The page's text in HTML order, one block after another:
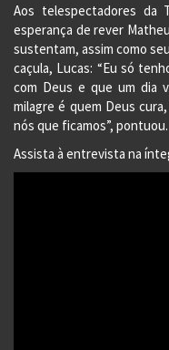
Aos telespectadores da
esperança de rever
sustentam, assim como
caçula, Lucas: “Eu só
com Deus e que um dia
milagre é quem Deus
nós que ficamos”, pontuou.
Assista à entrevista na